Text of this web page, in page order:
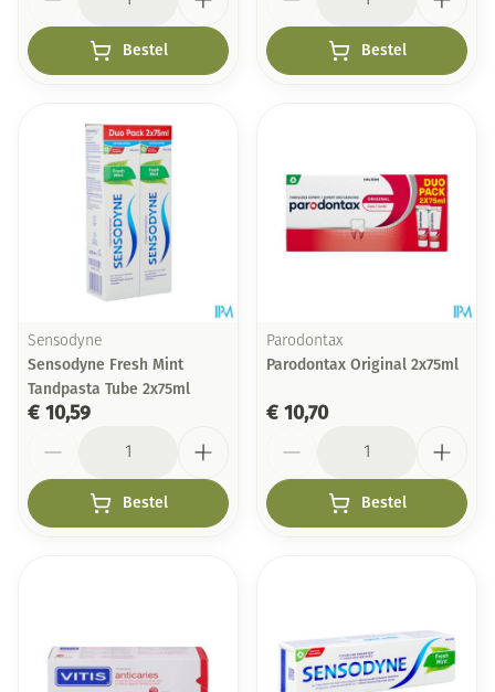
Bestel Bestel
Sensodyne
Sensodyne Fresh Mint
Tandpasta Tube 2x75ml
€ 10,59
Bestel
Parodontax
Parodontax Original 2x75ml
€ 10,70
Bestel